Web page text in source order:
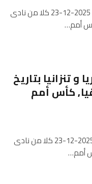
تفاصيل مباراة تونس و أوغندا يلتقى اليوم 2025-12-23 كلا من نادى
أمم…
تنزانيا بتاريخ
كأس أمم
تفاصيل مباراة نيجيريا و تنزانيا يلتقى اليوم 2025-12-23 كلا من نادى
أمم…